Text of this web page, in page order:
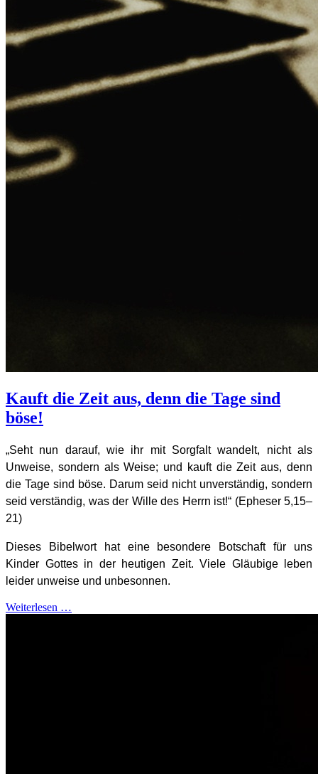
Kauft die Zeit aus, denn die Tage sind
böse!
„Seht nun darauf, wie ihr mit Sorgfalt wandelt, nicht als
Unweise, sondern als Weise; und kauft die Zeit aus, denn
die Tage sind böse. Darum seid nicht unverständig, sondern
seid verständig, was der Wille des Herrn ist!“ (Epheser 5,15–
21)
Dieses Bibelwort hat eine besondere Botschaft für uns
Kinder Gottes in der heutigen Zeit. Viele Gläubige leben
leider unweise und unbesonnen.
Weiterlesen …